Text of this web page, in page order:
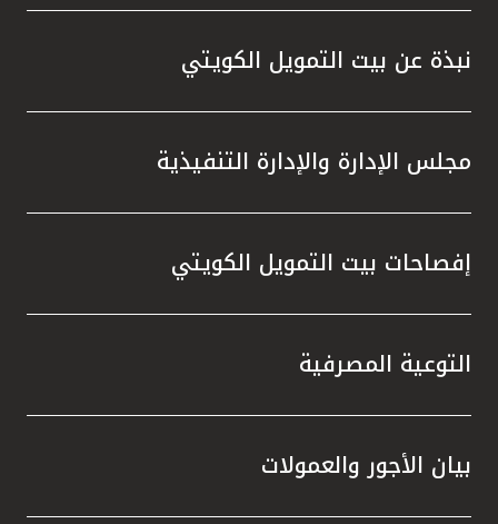
المصرفية،وخدمة KFHonline، وأجهزة الصرف
الآلي والاستفادة من الفرص المميزة التي
توفرها، والتي تمنحهم إمكانية الفوز بجوائز قيّمة
في السحوبات المقبلة ، إلى جانب المزايا
وخدماته المصرفية والتي تلبي تطلعاتهم وتعزز
نبذة عن بيت التمويل الكويتي
مجلس الإدارة والإدارة التنفيذية
إفصاحات بيت التمويل الكويتي
التوعية المصرفية
بيان الأجور والعمولات